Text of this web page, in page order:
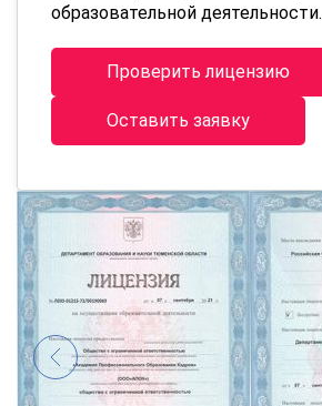
образовательной деятельности.
Проверить лицензию
Оставить заявку